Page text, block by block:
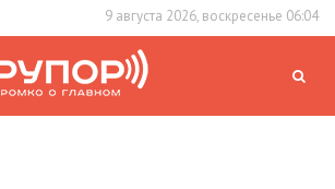
9 августа 2026, воскресенье 06:04